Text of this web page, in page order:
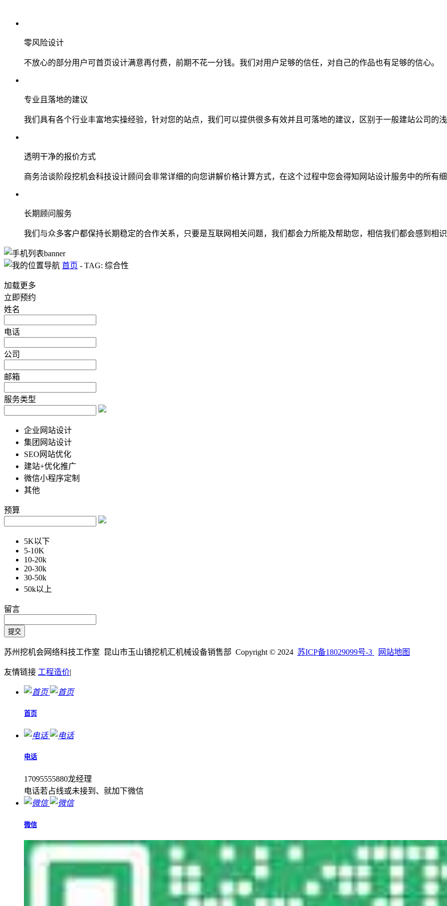
零风险设计
不放心的部分用户可首页设计满意再付费，前期不花一分钱。我们对用户足够的信任，对自己的作品也有足够的信心。
专业且落地的建议
我们具有各个行业丰富地实操经验，针对您的站点，我们可以提供很多有效并且可落地的建议，区别于一般建站公司的
透明干净的报价方式
商务洽谈阶段挖机会科技设计顾问会非常详细的向您讲解价格计算方式，在这个过程中您会得知网站设计服务中的所有
长期顾问服务
我们与众多客户都保持长期稳定的合作关系，只要是互联网相关问题，我们都会力所能及帮助您，相信我们都会感到相
首页 - TAG: 综合性
加载更多
立即预约
姓名
电话
公司
邮箱
服务类型
企业网站设计
集团网站设计
SEO网站优化
建站+优化推广
微信小程序定制
其他
预算
5K以下
5-10K
10-20k
20-30k
30-50k
50k以上
留言
苏州挖机会网络科技工作室 昆山市玉山镇挖机汇机械设备销售部 Copyright © 2024 苏ICP备18029099号-3 网站地图
友情链接 工程造价|
首页
电话
17095555880龙经理
电话若占线或未接到、就加下微信
微信